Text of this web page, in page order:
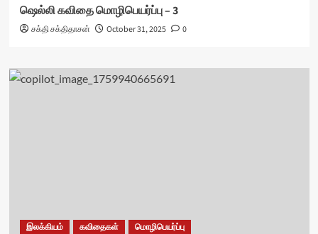
ஷெல்லி கவிதை மொழிபெயர்ப்பு – 3
சக்தி சக்திதாசன் October 31, 2025 0
இலக்கியம் கவிதைகள் மொழிபெயர்ப்பு